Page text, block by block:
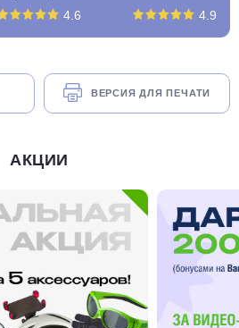
4.6
4.9
ВЕРСИЯ ДЛЯ ПЕЧАТИ
АКЦИИ